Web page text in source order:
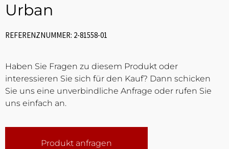
Urban
REFERENZNUMMER: 2-81558-01
Haben Sie Fragen zu diesem Produkt oder
interessieren Sie sich für den Kauf? Dann schicken
Sie uns eine unverbindliche Anfrage oder rufen Sie
uns einfach an.
Produkt anfragen